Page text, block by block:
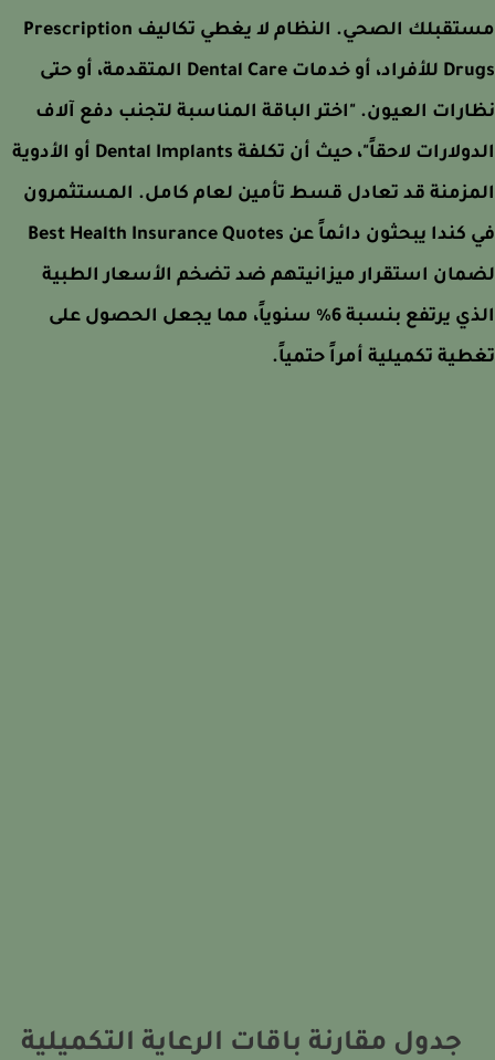
مستقبلك الصحي. النظام لا يغطي تكاليف Prescription
Drugs للأفراد، أو خدمات Dental Care المتقدمة، أو حتى
العيون. "اختر الباقة المناسبة لتجنب دفع آلاف
الدولارات لاحقاً"، حيث أن تكلفة Dental Implants أو الأدوية
قد تعادل قسط تأمين لعام كامل. المستثمرون
في كندا يبحثون دائماً عن Best Health Insurance Quotes
استقرار ميزانيتهم ضد تضخم الأسعار الطبية
الذي يرتفع بنسبة 6% سنوياً، مما يجعل الحصول على
تكميلية أمراً حتمياً.
جدول مقارنة باقات الرعاية التكميلية